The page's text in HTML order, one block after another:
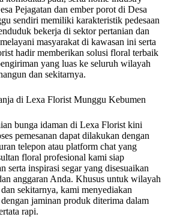
Pejagatan dan ember porot di Desa
sendiri memiliki karakteristik pedesaan
bekerja di sektor pertanian dan
masyarakat di kawasan ini serta
hadir memberikan solusi floral terbaik
yang luas ke seluruh wilayah
dan sekitarnya.
di Lexa Florist Munggu Kebumen
bunga idaman di Lexa Florist kini
pemesanan dapat dilakukan dengan
telepon atau platform chat yang
floral profesional kami siap
serta inspirasi segar yang disesuaikan
anggaran Anda. Khusus untuk wilayah
sekitarnya, kami menyediakan
jaminan produk diterima dalam
rapi.